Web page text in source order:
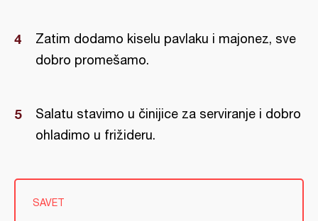
Zatim dodamo kiselu pavlaku i majonez, sve
dobro promešamo.
Salatu stavimo u činijice za serviranje i dobro
ohladimo u frižideru.
SAVET